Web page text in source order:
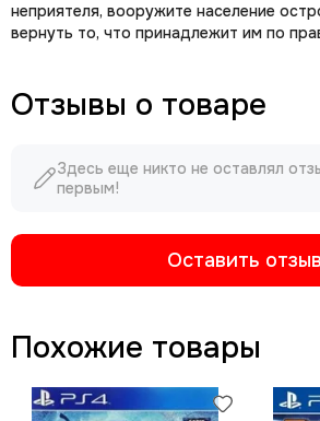
неприятеля, вооружите население
вернуть то, что принадлежит им по
Отзывы о товаре
Здесь еще никто не оставлял
первым!
Оставить отзыв
Похожие товары